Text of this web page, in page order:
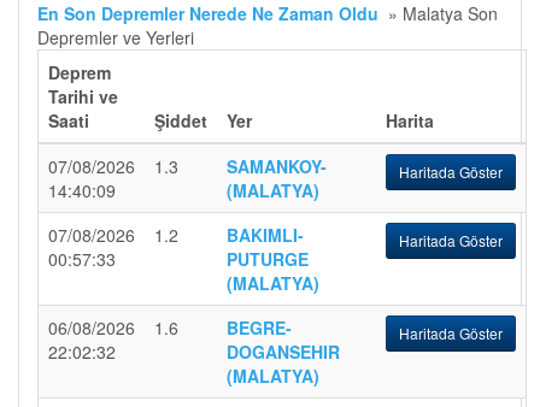
En Son Depremler Nerede Ne Zaman Oldu » Malatya Son
Depremler ve Yerleri
Deprem
Tarihi ve
Saati
Şiddet Yer
Harita
07/08/2026
14:40:09
1.3
SAMANKOY-
(MALATYA)
Haritada Göster
07/08/2026
00:57:33
1.2
BAKIMLI-
PUTURGE
(MALATYA)
Haritada Göster
06/08/2026
22:02:32
1.6
BEGRE-
DOGANSEHIR
(MALATYA)
Haritada Göster